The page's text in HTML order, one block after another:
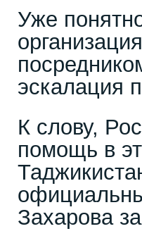
Уже
эскалация
К слову,
помощь в
Захарова